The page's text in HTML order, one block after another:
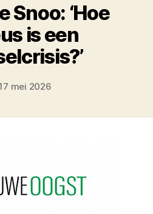
Snoo: ‘Hoe
is een
mei 2026